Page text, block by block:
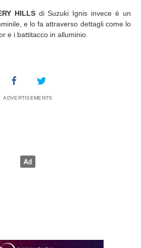
HILLSdi Suzuki Ignis invece è un
e lo fa attraverso dettagli come lo
e i battitacco in alluminio.